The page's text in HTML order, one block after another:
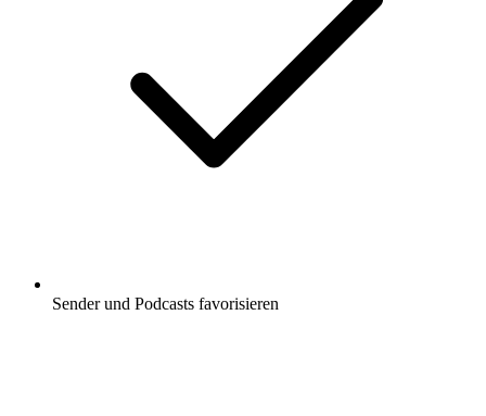
Sender und Podcasts favorisieren